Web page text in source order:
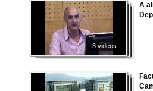
3 videos
A